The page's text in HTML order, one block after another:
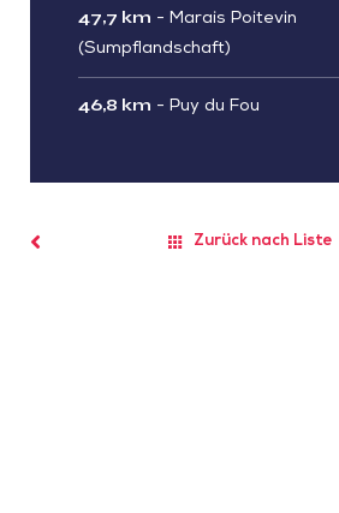
47,7 km - Marais Poitevin
(Sumpflandschaft)
46,8 km - Puy du Fou
Zurück nach Liste